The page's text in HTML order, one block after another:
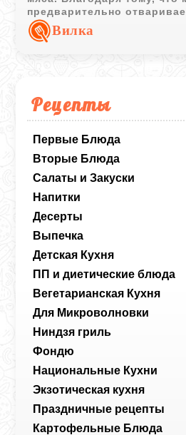
Рецепты
Первые Блюда
Вторые Блюда
Салаты и Закуски
Напитки
Десерты
Выпечка
Детская Кухня
ПП и диетические блюда
Вегетарианская Кухня
Для Микроволновки
Ниндзя гриль
Фондю
Национальные Кухни
Экзотическая кухня
Праздничные рецепты
Картофельные Блюда
предварительно
получается нежным и
сухарях создает
вариант для обеда или
Вилка